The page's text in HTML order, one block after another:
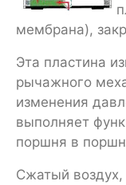
мембрана),
Эта пластина
рычажного
изменения
выполняет
поршня в
Сжатый